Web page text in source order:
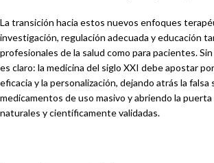
La transición hacia estos nuevos enfoques
investigación, regulación adecuada y educación
profesionales de la salud como para pacientes.
es claro: la medicina del siglo XXI debe apostar
eficacia y la personalización, dejando atrás la falsa
medicamentos de uso masivo y abriendo la
naturales y científicamente validadas.